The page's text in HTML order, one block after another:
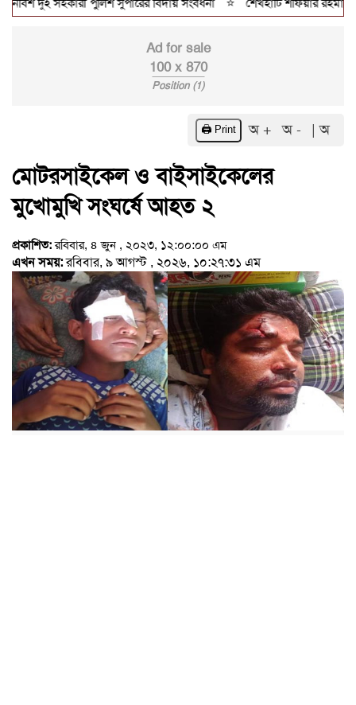
দুই সহকারী পুলিশ সুপারের বিদায় সংবর্ধনা শেখহাটি শফিয়ার রহমান
Ad for sale
100 x 870
Position (1)
🖨️ Print অ + অ - | অ
মোটরসাইকেল ও বাইসাইকেলের
মুখোমুখি সংঘর্ষে আহত ২
প্রকাশিত:রবিবার, ৪ জুন , ২০২৩, ১২:০০:০০ এম
এখন সময়:রবিবার, ৯ আগস্ট , ২০২৬, ১০:২৭:৩১ এম